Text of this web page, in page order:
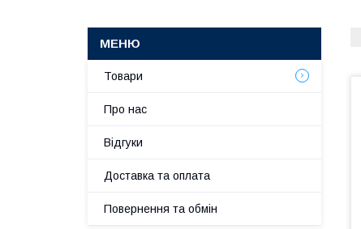
Товари
Про нас
Відгуки
Доставка та оплата
Повернення та обмін